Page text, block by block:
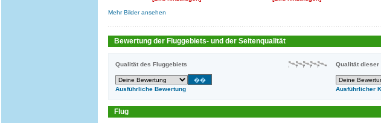
Mehr Bilder ansehen
Bewertung der Fluggebiets- und der Seitenqualität
Qualität des Fluggebiets Qualität dieser
Ausführliche Bewertung Ausführlicher
Flug